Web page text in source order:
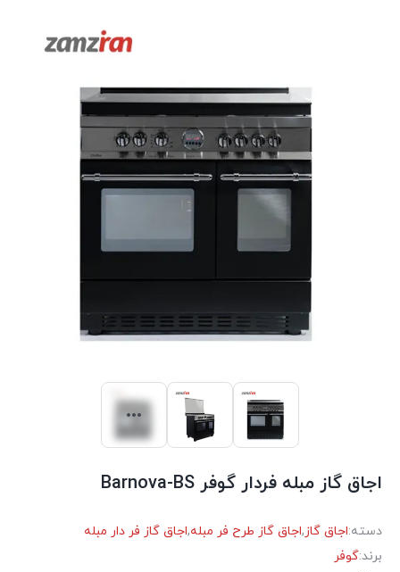
اجاق گاز مبله فردار گوفر Barnova-BS
دسته:اجاق گاز,اجاق گاز طرح فر مبله,اجاق گاز فر دار مبله
برند:گوفر